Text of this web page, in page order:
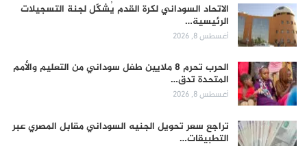
الاتحاد السوداني لكرة القدم يُشكّل لجنة التسجيلات
الرئيسية…
أغسطس 8, 2026
الحرب تحرم 8 ملايين طفل سوداني من التعليم والأمم
المتحدة تدق…
أغسطس 8, 2026
تراجع سعر تحويل الجنيه السوداني مقابل المصري عبر
التطبيقات…